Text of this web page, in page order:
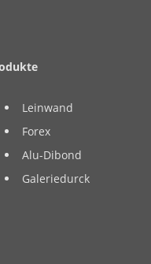
Leinwand
Forex
Alu-Dibond
Galeriedurck